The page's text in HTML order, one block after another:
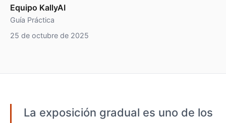
Equipo KallyAI
Guía Práctica
25 de octubre de 2025
La exposición gradual es uno de los